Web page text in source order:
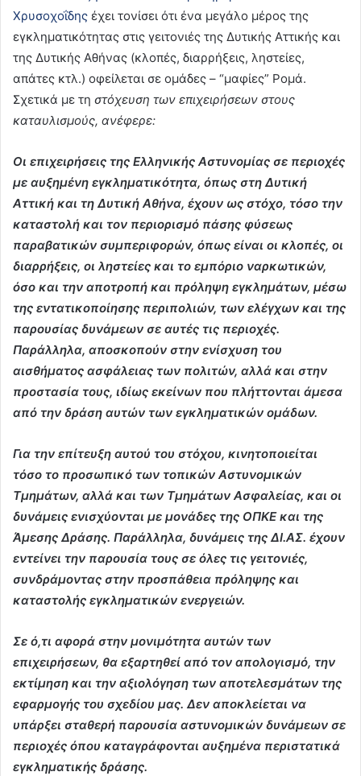
Χρυσοχοΐδης έχει τονίσει ότι ένα μεγάλο μέρος της
εγκληματικότητας στις γειτονιές της Δυτικής Αττικής και
της Δυτικής Αθήνας (κλοπές, διαρρήξεις, ληστείες,
απάτες κτλ.) οφείλεται σε ομάδες – “μαφίες” Ρομά.
Σχετικά με τη στόχευση των επιχειρήσεων στους
καταυλισμούς, ανέφερε:
Οι επιχειρήσεις της Ελληνικής Αστυνομίας σε περιοχές
με αυξημένη εγκληματικότητα, όπως στη Δυτική
Αττική και τη Δυτική Αθήνα, έχουν ως στόχο, τόσο την
καταστολή και τον περιορισμό πάσης φύσεως
παραβατικών συμπεριφορών, όπως είναι οι κλοπές, οι
διαρρήξεις, οι ληστείες και το εμπόριο ναρκωτικών,
όσο και την αποτροπή και πρόληψη εγκλημάτων, μέσω
της εντατικοποίησης περιπολιών, των ελέγχων και της
παρουσίας δυνάμεων σε αυτές τις περιοχές.
Παράλληλα, αποσκοπούν στην ενίσχυση του
αισθήματος ασφάλειας των πολιτών, αλλά και στην
προστασία τους, ιδίως εκείνων που πλήττονται άμεσα
από την δράση αυτών των εγκληματικών ομάδων.
Για την επίτευξη αυτού του στόχου, κινητοποιείται
τόσο το προσωπικό των τοπικών Αστυνομικών
Τμημάτων, αλλά και των Τμημάτων Ασφαλείας, και οι
δυνάμεις ενισχύονται με μονάδες της ΟΠΚΕ και της
Άμεσης Δράσης. Παράλληλα, δυνάμεις της ΔΙ.ΑΣ. έχουν
εντείνει την παρουσία τους σε όλες τις γειτονιές,
συνδράμοντας στην προσπάθεια πρόληψης και
καταστολής εγκληματικών ενεργειών.
Σε ό,τι αφορά στην μονιμότητα αυτών των
επιχειρήσεων, θα εξαρτηθεί από τον απολογισμό, την
εκτίμηση και την αξιολόγηση των αποτελεσμάτων της
εφαρμογής του σχεδίου μας. Δεν αποκλείεται να
υπάρξει σταθερή παρουσία αστυνομικών δυνάμεων σε
περιοχές όπου καταγράφονται αυξημένα περιστατικά
εγκληματικής δράσης.